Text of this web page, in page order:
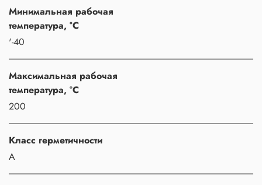
Минимальная рабочая
температура, °C
'-40
Максимальная рабочая
температура, °C
200
Класс герметичности
A